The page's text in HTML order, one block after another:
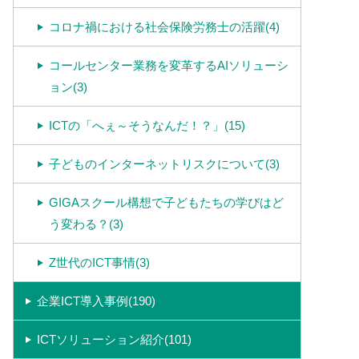
コロナ禍における社会保険労務士の活躍(4)
コールセンター業務を変革するAIソリューシ
ョン(3)
ICTの「へぇ～そうなんだ！？」(15)
子どものインターネットリスクについて(3)
GIGAスクール構想で子どもたちの学びはど
う変わる？(3)
Z世代のICT事情(3)
企業ICT導入事例(190)
ICTソリューション紹介(101)